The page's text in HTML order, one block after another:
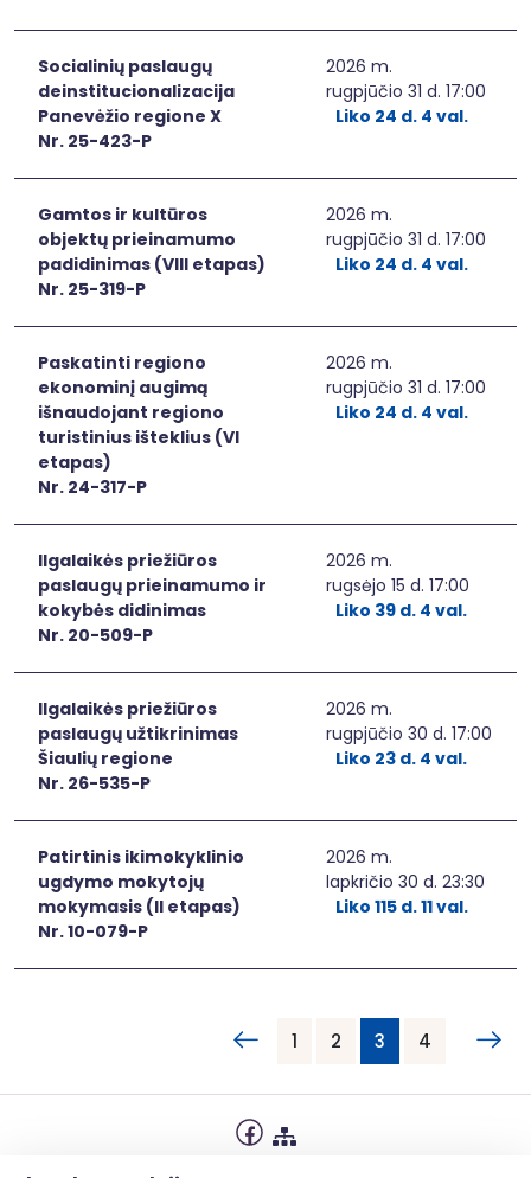
Socialinių paslaugų
deinstitucionalizacija
Panevėžio regione X
Nr. 25-423-P
2026 m.
rugpjūčio 31 d. 17:00
Liko 24 d. 4 val.
Gamtos ir kultūros
objektų prieinamumo
padidinimas (VIII etapas)
Nr. 25-319-P
2026 m.
rugpjūčio 31 d. 17:00
Liko 24 d. 4 val.
Paskatinti regiono
ekonominį augimą
išnaudojant regiono
turistinius išteklius (VI
etapas)
Nr. 24-317-P
2026 m.
rugpjūčio 31 d. 17:00
Liko 24 d. 4 val.
Ilgalaikės priežiūros
paslaugų prieinamumo ir
kokybės didinimas
Nr. 20-509-P
2026 m.
rugsėjo 15 d. 17:00
Liko 39 d. 4 val.
Ilgalaikės priežiūros
paslaugų užtikrinimas
Šiaulių regione
Nr. 26-535-P
2026 m.
rugpjūčio 30 d. 17:00
Liko 23 d. 4 val.
Patirtinis ikimokyklinio
ugdymo mokytojų
mokymasis (II etapas)
Nr. 10-079-P
2026 m.
lapkričio 30 d. 23:30
Liko 115 d. 11 val.
1 2 3 4